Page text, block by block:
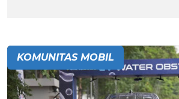
KOMUNITAS MOBIL